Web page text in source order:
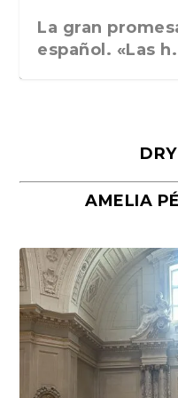
La gran
español. «Las
Málaga, verso
Porras y
«La cocina
del pueblo
AMELIA